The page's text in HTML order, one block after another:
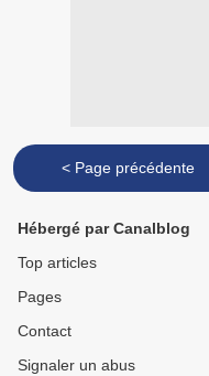
< Page précédente
Hébergé par Canalblog
Top articles
Pages
Contact
Signaler un abus